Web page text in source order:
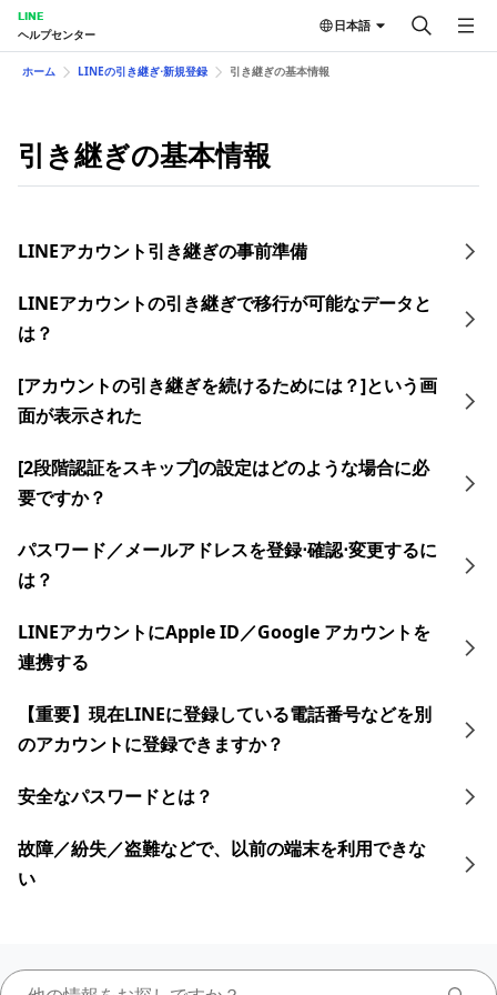
LINE
ヘルプセンター
日本語
ホーム LINEの引き継ぎ⋅新規登録 引き継ぎの基本情報
引き継ぎの基本情報
LINEアカウント引き継ぎの​事前準備
LINEアカウントの引き継ぎで移行が可能なデータと
は？
[アカウントの引き継ぎを続けるためには？]という画
面が表示された
[2段階認証をスキップ]の設定はどのような場合に必
要ですか？
​パスワード／​メールアドレスを登録⋅確認⋅変更す るに
は？
LINEアカウントにApple ID／Google アカウントを
連携する
【重要】現在LINEに登録している電話番号などを別
のアカウントに登録できますか？
安全なパスワードとは？
故障／紛失／盗難などで、以前の端末を利用できな
い